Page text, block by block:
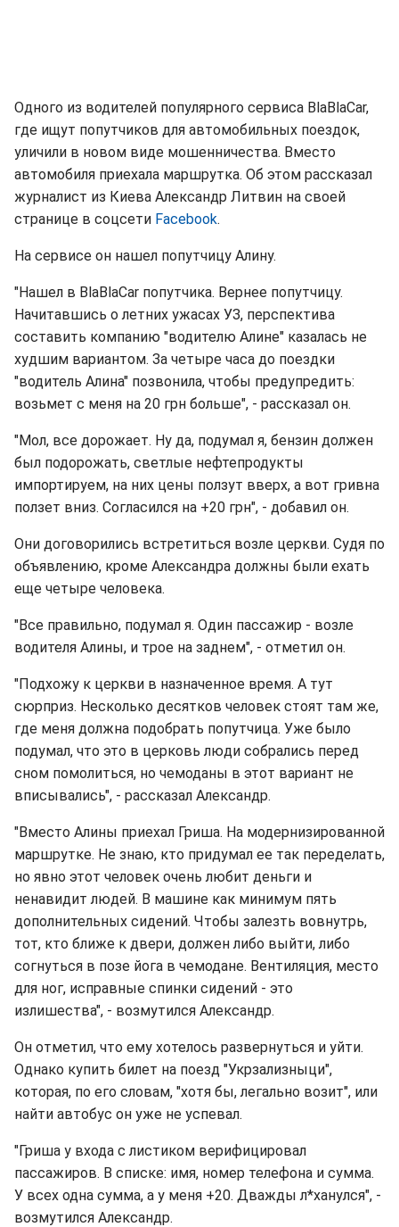
Одного из водителей популярного сервиса BlaBlaCar,
где ищут попутчиков для автомобильных поездок,
уличили в новом виде мошенничества. Вместо
автомобиля приехала маршрутка. Об этом рассказал
журналист из Киева Александр Литвин на своей
странице в соцсети Facebook.
На сервисе он нашел попутчицу Алину.
"Нашел в BlaBlaCar попутчика. Вернее попутчицу.
Начитавшись о летних ужасах УЗ, перспектива
составить компанию "водителю Алине" казалась не
худшим вариантом. За четыре часа до поездки
"водитель Алина" позвонила, чтобы предупредить:
возьмет с меня на 20 грн больше", - рассказал он.
"Мол, все дорожает. Ну да, подумал я, бензин должен
был подорожать, светлые нефтепродукты
импортируем, на них цены ползут вверх, а вот гривна
ползет вниз. Согласился на +20 грн", - добавил он.
Они договорились встретиться возле церкви. Судя по
объявлению, кроме Александра должны были ехать
еще четыре человека.
"Все правильно, подумал я. Один пассажир - возле
водителя Алины, и трое на заднем", - отметил он.
"Подхожу к церкви в назначенное время. А тут
сюрприз. Несколько десятков человек стоят там же,
где меня должна подобрать попутчица. Уже было
подумал, что это в церковь люди собрались перед
сном помолиться, но чемоданы в этот вариант не
вписывались", - рассказал Александр.
"Вместо Алины приехал Гриша. На модернизированной
маршрутке. Не знаю, кто придумал ее так переделать,
но явно этот человек очень любит деньги и
ненавидит людей. В машине как минимум пять
дополнительных сидений. Чтобы залезть вовнутрь,
тот, кто ближе к двери, должен либо выйти, либо
согнуться в позе йога в чемодане. Вентиляция, место
для ног, исправные спинки сидений - это
излишества", - возмутился Александр.
Он отметил, что ему хотелось развернуться и уйти.
Однако купить билет на поезд "Укрзализныци",
которая, по его словам, "хотя бы, легально возит", или
найти автобус он уже не успевал.
"Гриша у входа с листиком верифицировал
пассажиров. В списке: имя, номер телефона и сумма.
У всех одна сумма, а у меня +20. Дважды л*ханулся", -
возмутился Александр.